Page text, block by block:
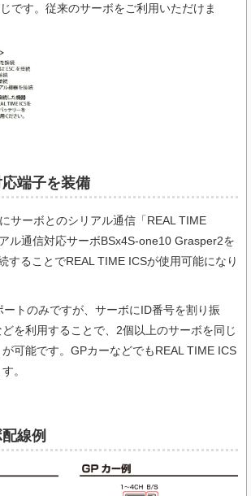
です。従来のサーボをご利用いただけま
端子を装備
サーボとのシリアル通信「REAL TIME
ル通信対応サーボBSx4S-one10 Grasper2を
することでREAL TIME ICSが使用可能になり
ートのみですが、サーボにID番号を割り振
を利用することで、2個以上のサーボを同じ
可能です。GPカーなどでもREAL TIME ICS
。
線例